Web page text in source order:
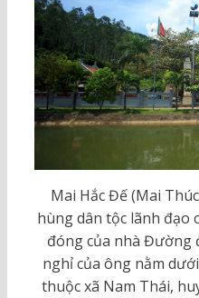
Mai Hắc Đế (Mai
hùng dân tộc lãnh đạo
đóng của nhà Đường
nghỉ của ông nằm
thuộc xã Nam Thái,